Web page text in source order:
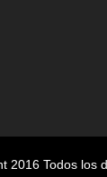
2016 Todos los